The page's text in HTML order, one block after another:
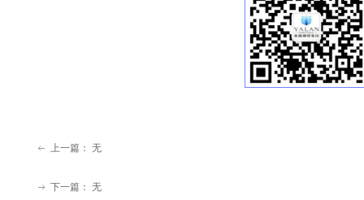
ꂃ 上一篇： 无
ꁹ 下一篇： 无